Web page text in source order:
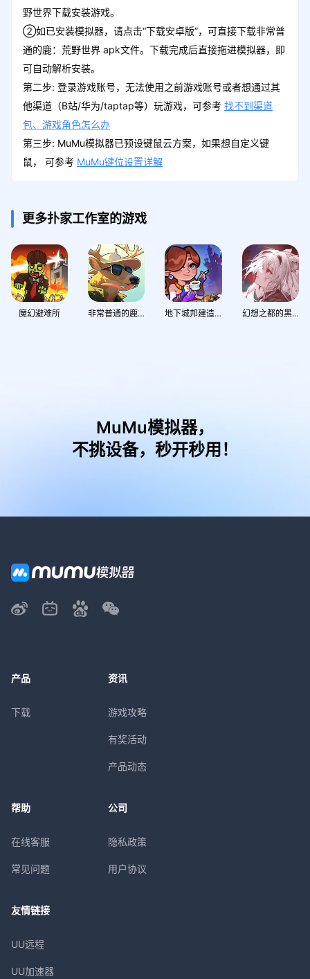
野世界下载安装游戏。
②如已安装模拟器，请点击“下载安卓版”，可直接下载非常普
通的鹿：荒野世界 apk文件。下载完成后直接拖进模拟器，即
可自动解析安装。
第二步: 登录游戏账号，无法使用之前游戏账号或者想通过其
他渠道（B站/华为/taptap等）玩游戏，可参考 找不到渠道
包、游戏角色怎么办
第三步: MuMu模拟器已预设键鼠云方案，如果想自定义键
鼠， 可参考 MuMu键位设置详解
更多扑家工作室的游戏
魔幻避难所 非常普通的鹿：荒野世界 地下城邦建造派对 幻想之都的黑猫
MuMu模拟器，
不挑设备，秒开秒用！
产品
下载
资讯
游戏攻略
有奖活动
产品动态
帮助
在线客服
常见问题
公司
隐私政策
用户协议
友情链接
UU远程
UU加速器